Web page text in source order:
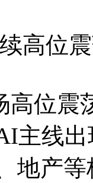
位震
位震
主线
地产